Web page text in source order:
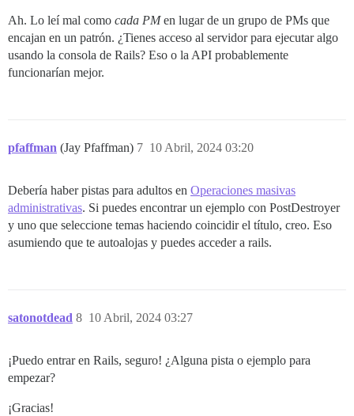
Ah. Lo leí mal como cada PMen lugar de un grupo de PMs que
encajan en un patrón. ¿Tienes acceso al servidor para ejecutar algo
usando la consola de Rails? Eso o la API probablemente
funcionarían mejor.
pfaffman (Jay Pfaffman) 10 Abril, 2024 03:20
7
Debería haber pistas para adultos en Operaciones masivas
administrativas. Si puedes encontrar un ejemplo con PostDestroyer
y uno que seleccione temas haciendo coincidir el título, creo. Eso
asumiendo que te autoalojas y puedes acceder a rails.
satonotdead 10 Abril, 2024 03:27
8
¡Puedo entrar en Rails, seguro! ¿Alguna pista o ejemplo para
empezar?
¡Gracias!